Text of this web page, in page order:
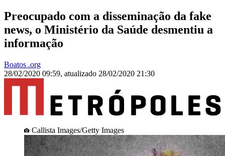
Preocupado com a disseminação da fake
news, o Ministério da Saúde desmentiu a
informação
Boatos .org
28/02/2020 09:59, atualizado 28/02/2020 21:30
Callista Images/Getty Images